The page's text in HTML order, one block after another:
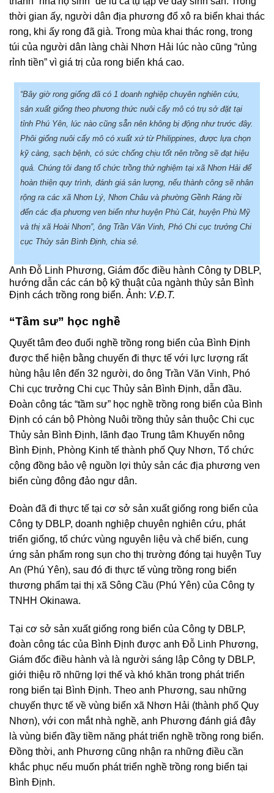
thời gian ấy, người dân địa phương đổ xô ra biển khai thác
rong, khi ấy rong đã già. Trong mùa khai thác rong, trong
túi của người dân làng chài Nhơn Hải lúc nào cũng “rủng
rỉnh tiền” vì giá trị của rong biển khá cao.
“Bây giờ rong giống đã có 1 doanh nghiệp chuyên nghiên cứu,
sản xuất giống theo phương thức nuôi cấy mô có trụ sở đặt tại
tỉnh Phú Yên, lúc nào cũng sẵn nên không bị động như trước đây.
Phôi giống nuôi cấy mô có xuất xứ từ Philippines, được lựa chọn
kỹ càng, sạch bệnh, có sức chống chịu tốt nên trồng sẽ đạt hiệu
quả. Chúng tôi đang tổ chức trồng thử nghiệm tại xã Nhơn Hải để
hoàn thiện quy trình, đánh giá sản lượng, nếu thành công sẽ nhân
rộng ra các xã Nhơn Lý, Nhơn Châu và phường Gềnh Ráng rồi
đến các địa phương ven biển như huyện Phù Cát, huyện Phù Mỹ
và thị xã Hoài Nhơn”, ông Trần Văn Vinh, Phó Chi cục trưởng Chi
cục Thủy sản Bình Định, chia sẻ.
Anh Đỗ Linh Phương, Giám đốc điều hành Công ty DBLP,
hướng dẫn các cán bộ kỹ thuật của ngành thủy sản Bình
Định cách trồng rong biển. Ảnh: V.Đ.T.
“Tầm sư” học nghề
Quyết tâm đeo đuổi nghề trồng rong biển của Bình Định
được thể hiện bằng chuyến đi thực tế với lực lượng rất
hùng hậu lên đến 32 người, do ông Trần Văn Vinh, Phó
Chi cục trưởng Chi cục Thủy sản Bình Định, dẫn đầu.
Đoàn công tác “tầm sư” học nghề trồng rong biển của Bình
Định có cán bộ Phòng Nuôi trồng thủy sản thuộc Chi cục
Thủy sản Bình Định, lãnh đạo Trung tâm Khuyến nông
Bình Định, Phòng Kinh tế thành phố Quy Nhơn, Tổ chức
cộng đồng bảo vệ nguồn lợi thủy sản các địa phương ven
biển cùng đông đảo ngư dân.
Đoàn đã đi thực tế tại cơ sở sản xuất giống rong biển của
Công ty DBLP, doanh nghiệp chuyên nghiên cứu, phát
triển giống, tổ chức vùng nguyên liệu và chế biến, cung
ứng sản phẩm rong sụn cho thị trường đóng tại huyện Tuy
An (Phú Yên), sau đó đi thực tế vùng trồng rong biển
thương phẩm tại thị xã Sông Cầu (Phú Yên) của Công ty
TNHH Okinawa.
Tại cơ sở sản xuất giống rong biển của Công ty DBLP,
đoàn công tác của Bình Định được anh Đỗ Linh Phương,
Giám đốc điều hành và là người sáng lập Công ty DBLP,
giới thiệu rõ những lợi thế và khó khăn trong phát triển
rong biển tại Bình Định. Theo anh Phương, sau những
chuyến thực tế về vùng biển xã Nhơn Hải (thành phố Quy
Nhơn), với con mắt nhà nghề, anh Phương đánh giá đây
là vùng biển đầy tiềm năng phát triển nghề trồng rong biển.
Đồng thời, anh Phương cũng nhận ra những điều cần
khắc phục nếu muốn phát triển nghề trồng rong biển tại
Bình Định.